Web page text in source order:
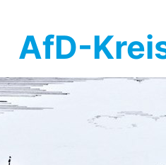
AfD-